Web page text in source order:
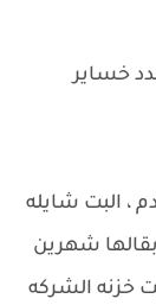
خساير
، البت شايله
شهرين
الشركه